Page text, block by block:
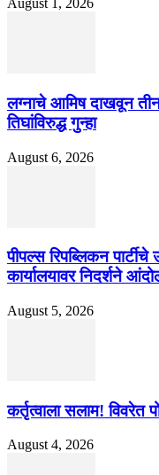
August 1, 2026
लग्नाचे आमिष दाखवून
तिघांविरुद्ध गुन्हा
August 6, 2026
पीपल्स रिपब्लिकन
कार्यालयावर निदर्शने
August 5, 2026
कर्तृत्वाला सलाम! विवरेत
August 4, 2026